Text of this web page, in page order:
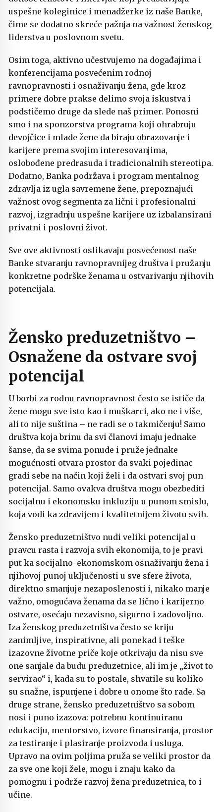
uspešne koleginice i menadžerke iz naše Banke,
čime se dodatno skreće pažnja na važnost ženskog
liderstva u poslovnom svetu.
Osim toga, aktivno učestvujemo na događajima i
konferencijama posvećenim rodnoj
ravnopravnosti i osnaživanju žena, gde kroz
primere dobre prakse delimo svoja iskustva i
podstičemo druge da slede naš primer. Ponosni
smo i na sponzorstva programa koji ohrabruju
devojčice i mlade žene da biraju obrazovanje i
karijere prema svojim interesovanjima,
oslobođene predrasuda i tradicionalnih stereotipa.
Dodatno, Banka podržava i program mentalnog
zdravlja iz ugla savremene žene, prepoznajući
važnost ovog segmenta za lični i profesionalni
razvoj, izgradnju uspešne karijere uz izbalansirani
privatni i poslovni život.
Sve ove aktivnosti oslikavaju posvećenost naše
Banke stvaranju ravnopravnijeg društva i pružanju
konkretne podrške ženama u ostvarivanju njihovih
potencijala.
Žensko preduzetništvo –
Osnažene da ostvare svoj
potencijal
U borbi za rodnu ravnopravnost često se ističe da
žene mogu sve isto kao i muškarci, ako ne i više,
ali to nije suština – ne radi se o takmičenju! Samo
društva koja brinu da svi članovi imaju jednake
šanse, da se svima ponude i pruže jednake
mogućnosti otvara prostor da svaki pojedinac
gradi sebe na način koji želi i da ostvari svoj pun
potencijal. Samo ovakva društva mogu obezbediti
socijalnu i ekonomsku inkluziju u punom smislu,
koja vodi ka zdravijem i kvalitetnijem životu svih.
Žensko preduzetništvo nudi veliki potencijal u
pravcu rasta i razvoja svih ekonomija, to je pravi
put ka socijalno-ekonomskom osnaživanju žena i
njihovoj punoj uključenosti u sve sfere života,
direktno smanjuje nezaposlenosti i, nikako manje
važno, omogućava ženama da se lično i karijerno
ostvare, osećaju nezavisno, sigurno i zadovoljno.
Iza ženskog preduzetništva često se kriju
zanimljive, inspirativne, ali ponekad i teške
izazovne životne priče koje otkrivaju da nisu sve
one sanjale da budu preduzetnice, ali im je „život to
servirao“ i, kada su to postale, shvatile su koliko
su snažne, ispunjene i dobre u onome što rade. Sa
druge strane, žensko preduzetništvo sa sobom
nosi i puno izazova: potrebnu kontinuiranu
edukaciju, mentorstvo, izvore finansiranja, prostor
za testiranje i plasiranje proizvoda i usluga.
Upravo na ovim poljima pruža se veliki prostor da
za sve one koji žele, mogu i znaju kako da
pomognu i podrže razvoj žena preduzetnica, to i
učine.